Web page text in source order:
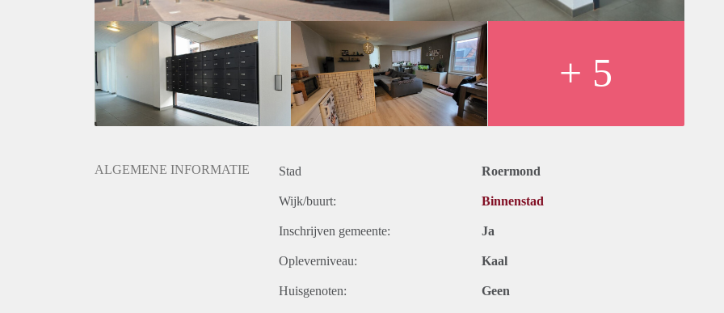
Huurgegevens:
* Huurprijs: € 773,- per maand.
* Servicekosten: € 50,- per maand (incl. waterverbruik).
* Voorschot stookkosten: € 100,- per maand.
* Waarborgsom bedraagt eenmalig € 1546,-
* Huurtermijn bedraagt minimaal 25 maanden.
* Niet geschikt voor studenten en huurders onder de 25 jaar.
* Honden zijn hier helaas niet toegestaan.
+ 5
ALGEMENE INFORMATIE Stad Roermond
Wijk/buurt: Binnenstad
Inschrijven gemeente: Ja
Opleverniveau: Kaal
Huisgenoten: Geen